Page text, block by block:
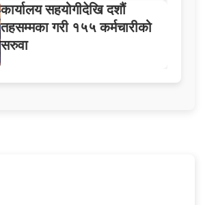
कार्यालय सहयोगीदेखि दशौं
तहसम्मका गरी १५५ कर्मचारीको
सरुवा